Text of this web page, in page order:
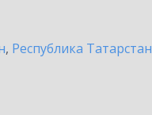
, Республика Татарстан